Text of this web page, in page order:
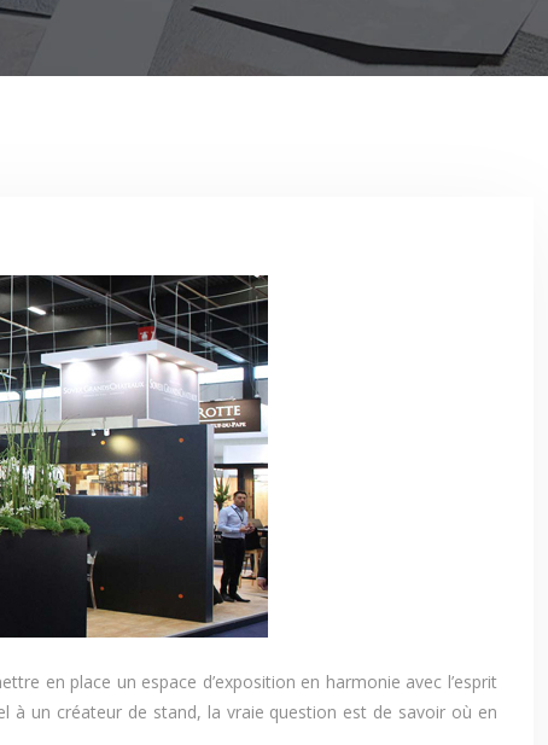
en place un espace d’exposition en harmonie avec l’esprit
à un créateur de stand, la vraie question est de savoir où en